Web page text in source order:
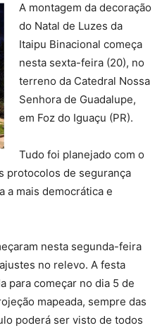
A montagem da decoração
do Natal de Luzes da
Itaipu Binacional começa
nesta sexta-feira (20), no
terreno da Catedral Nossa
Senhora de Guadalupe,
em Foz do Iguaçu (PR).
Tudo foi planejado com o
protocolos de segurança
a mais democrática e
nesta segunda-feira
no relevo. A festa
para começar no dia 5 de
mapeada, sempre das
poderá ser visto de todos